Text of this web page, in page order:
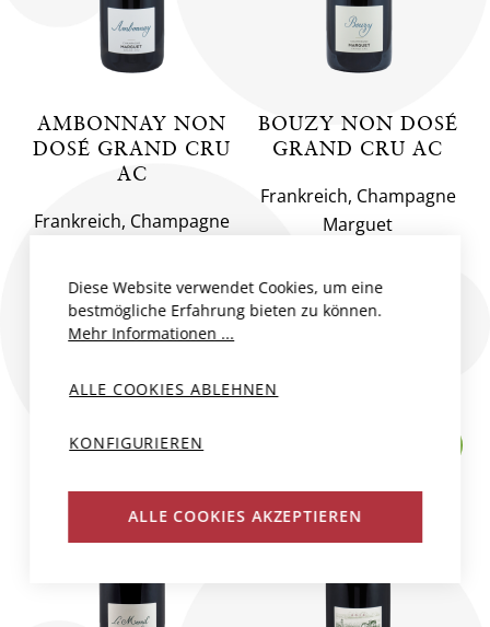
AMBONNAY NON
DOSÉ GRAND CRU
AC
Frankreich, Champagne
2021
75 cl
CHF 82.00
BOUZY NON DOSÉ
GRAND CRU AC
Frankreich, Champagne
Marguet
CHF 82.00
NEU
Diese Website verwendet Cookies, um eine
bestmögliche Erfahrung bieten zu können.
Mehr Informationen ...
ALLE COOKIES ABLEHNEN
KONFIGURIEREN
ALLE COOKIES AKZEPTIEREN